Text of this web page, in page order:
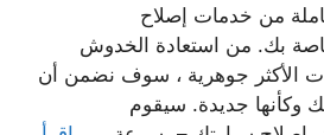
من خدمات إصلاح
بك. من استعادة الخدوش
الأكثر جوهرية ، سوف نضمن أن
وكأنها جديدة. سيقوم